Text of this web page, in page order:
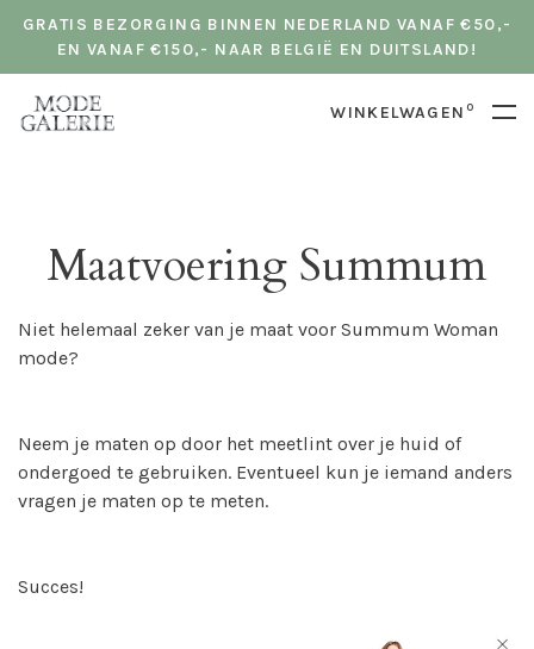
GRATIS BEZORGING BINNEN NEDERLAND VANAF €50,-
EN VANAF €150,- NAAR BELGIË EN DUITSLAND!
WINKELWAGEN 0
Maatvoering Summum
Niet helemaal zeker van je maat voor Summum Woman
mode?
Neem je maten op door het meetlint over je huid of
ondergoed te gebruiken. Eventueel kun je iemand anders
vragen je maten op te meten.
Succes!